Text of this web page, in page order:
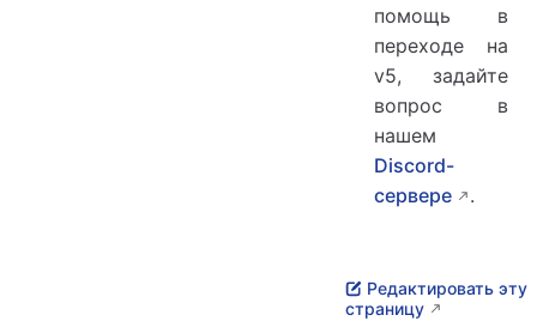
помощь в
переходе на
v5, задайте
вопрос в
нашем
Discord-
сервере
.
Редактировать эту
страницу